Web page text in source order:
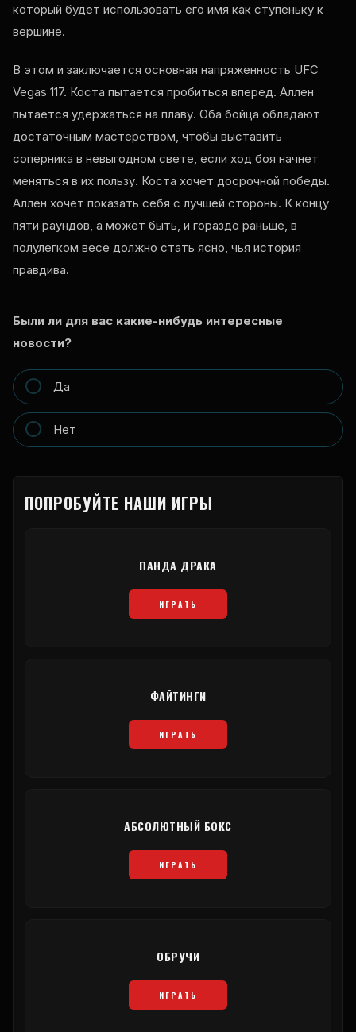
который будет использовать его имя как ступеньку к
вершине.
В этом и заключается основная напряженность UFC
Vegas 117. Коста пытается пробиться вперед. Аллен
пытается удержаться на плаву. Оба бойца обладают
достаточным мастерством, чтобы выставить
соперника в невыгодном свете, если ход боя начнет
меняться в их пользу. Коста хочет досрочной победы.
Аллен хочет показать себя с лучшей стороны. К концу
пяти раундов, а может быть, и гораздо раньше, в
полулегком весе должно стать ясно, чья история
правдива.
Были ли для вас какие-нибудь интересные
новости?
Да
Нет
ПОПРОБУЙТЕ НАШИ ИГРЫ
ПАНДА ДРАКА
ИГРАТЬ
ФАЙТИНГИ
ИГРАТЬ
АБСОЛЮТНЫЙ БОКС
ИГРАТЬ
ОБРУЧИ
ИГРАТЬ